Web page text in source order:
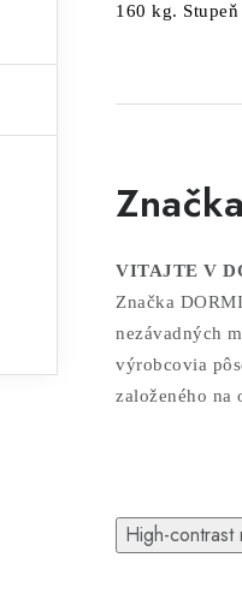
160 kg.
VITAJTE V
Značka
nezávadných
výrobcovia
založeného na
High-contrast